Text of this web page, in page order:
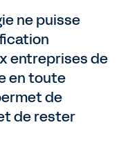
ne puisse
entreprises de
en toute
de
de rester